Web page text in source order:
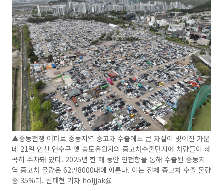
▲중동전쟁 여파로 중동지역 중고차 수출에도 큰 차질이 빚어진 가운
데 21일 인천 연수구 옛 송도유원지의 중고차수출단지에 차량들이 빼
곡히 주차돼 있다. 2025년 한 해 동안 인천항을 통해 수출된 중동지
역 중고차 물량은 62만8000대에 이른다. 이는 전체 중고차 수출 물량
중 35%다. 신태현 기자 holjjak@